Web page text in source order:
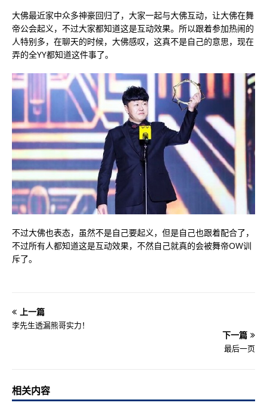
大佛最近家中众多神豪回归了，大家一起与大佛互动，让大佛在舞
帝公会起义，不过大家都知道这是互动效果。所以跟着参加热闹的
人特别多，在聊天的时候，大佛感叹，这真不是自己的意思，现在
弄的全YY都知道这件事了。
不过大佛也表态，虽然不是自己要起义，但是自己也跟着配合了，
不过所有人都知道这是互动效果，不然自己就真的会被舞帝OW训
斥了。
上一篇
李先生透漏熊哥实力！
下一篇
最后一页
相关内容